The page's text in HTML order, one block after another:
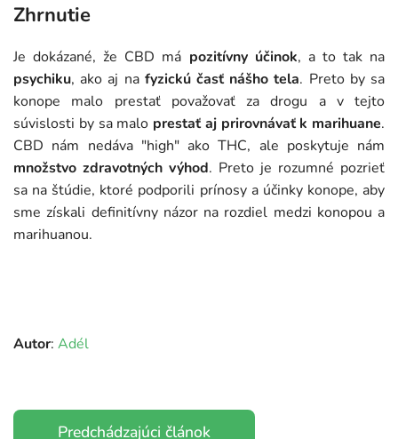
Zhrnutie
Je dokázané, že CBD má pozitívny účinok, a to tak na
psychiku, ako aj nafyzickú časť nášho tela. Preto by sa
konope malo prestať považovať za drogu a v tejto
súvislosti by sa malo prestať aj prirovnávať k marihuane.
CBD nám nedáva "high" ako THC, ale poskytuje nám
množstvo zdravotných výhod. Preto je rozumné pozrieť
sa na štúdie, ktoré podporili prínosy a účinky konope, aby
sme získali definitívny názor na rozdiel medzi konopou a
marihuanou.
Autor: Adél
Predchádzajúci článok